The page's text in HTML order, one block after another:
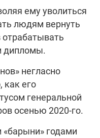
ему уволиться
людям вернуть
отрабатывать
дипломы.
негласно
как его
генеральной
осенью 2020-го.
годами